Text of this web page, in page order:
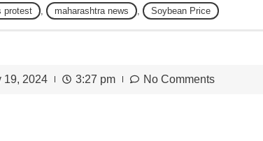
protest maharashtra news Soybean Price
19, 2024 3:27 pm No Comments